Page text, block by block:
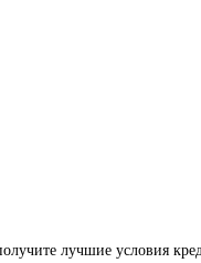
лучшие условия